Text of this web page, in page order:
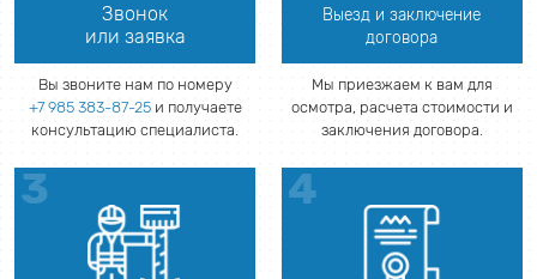
Звонок
или заявка
Вы звоните нам по номеру
+7 985 383-87-25и получаете
консультацию специалиста.
Выезд и заключение
договора
Мы приезжаем к вам для
осмотра, расчета стоимости и
заключения договора.